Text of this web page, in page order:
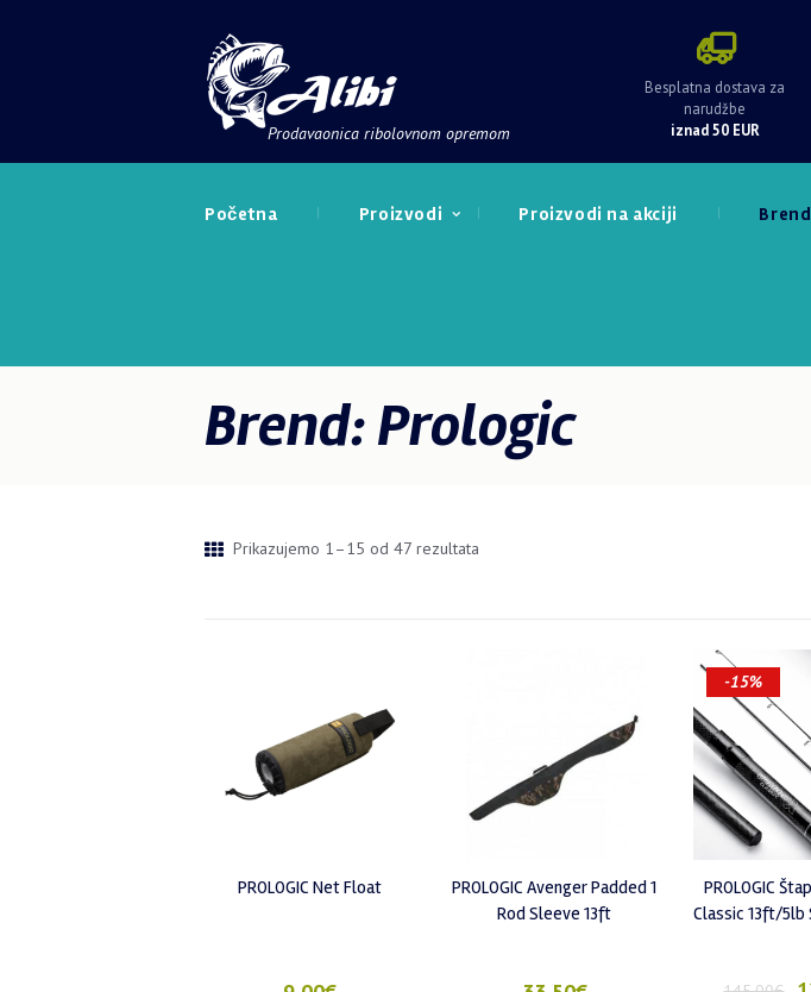
Prodavaonica ribolovnom opremom
Besplatna dostava za
narudžbe
iznad 50 EUR
Početna Proizvodi Proizvodi na akciji
Brend: Prologic
Prikazujemo 1–15 od 47 rezultata
PROLOGIC Net Float
PROLOGIC Avenger Padded 1
Rod Sleeve 13ft
-15%
PROLOGIC
Classic 13ft/5lb